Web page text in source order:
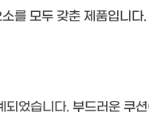
를 모두 갖춘 제품입니다.
었습니다. 부드러운 쿠